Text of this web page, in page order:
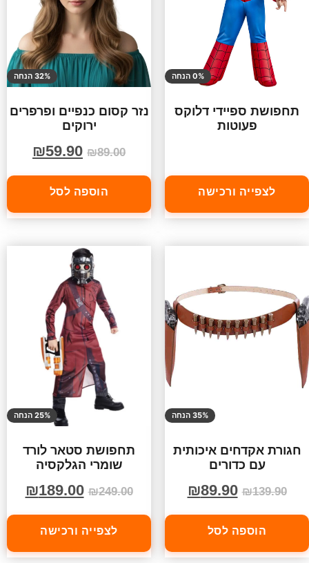
0% הנחה
תחפושת ספיידי דלוקס
פעוטות
לצפייה ורכישה
32% הנחה
נזר קסום כנפיים ופרפרים
ירוקים
₪89.00
₪59.90
הוספה לסל
35% הנחה
חגורת אקדחים איכותית
עם כדורים
₪139.90
₪89.90
הוספה לסל
25% הנחה
תחפושת סטאר לורד
שומרי הגלקסיה
₪249.00
₪189.00
לצפייה ורכישה